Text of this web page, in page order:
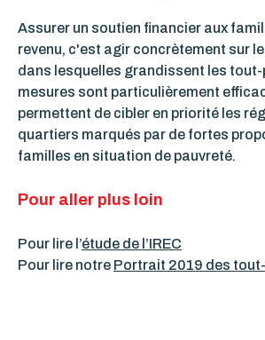
Assurer un soutien financier aux
revenu, c'est agir concrètement sur
dans lesquelles grandissent les
mesures sont particulièrement
permettent de cibler en priorité les
quartiers marqués par de fortes
familles en situation de pauvreté.
Pour aller plus loin
Pour lire l’étude de l’IREC
Pour lire notre Portrait 2019 des